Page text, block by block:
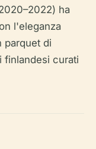
ha
l'eleganza
parquet di
finlandesi curati